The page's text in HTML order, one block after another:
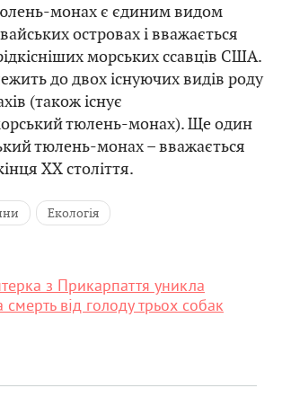
монах є єдиним видом
островах і вважається
морських ссавців США.
до двох існуючих видів роду
(також існує
тюлень-монах). Ще один
тюлень-монах – вважається
XX століття.
Екологія
з Прикарпаття уникла
від голоду трьох собак